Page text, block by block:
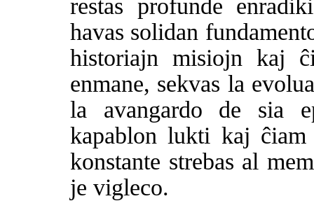
restas profunde
havas solidan
historiajn misiojn kaj
enmane, sekvas la
la avangardo de sia
kapablon lukti kaj
konstante strebas al
je vigleco.